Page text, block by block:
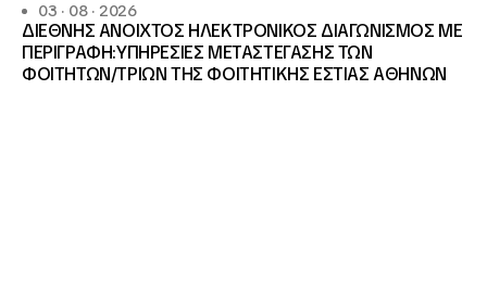
03 · 08 · 2026
ΔΙΕΘΝΗΣ ΑΝΟΙΧΤΟΣ ΗΛΕΚΤΡΟΝΙΚΟΣ ΔΙΑΓΩΝΙΣΜΟΣ ΜΕ
ΠΕΡΙΓΡΑΦΗ:ΥΠΗΡΕΣΙΕΣ METAΣΤΕΓΑΣΗΣ ΤΩΝ
ΦΟΙΤΗΤΩΝ/ΤΡΙΩΝ ΤΗΣ ΦΟΙΤΗΤΙΚΗΣ ΕΣΤΙΑΣ ΑΘΗΝΩΝ